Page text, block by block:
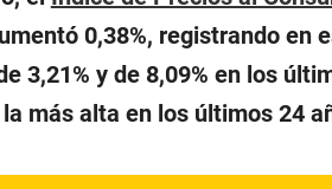
0,38%, registrando en
3,21% y de 8,09% en los
más alta en los últimos 24